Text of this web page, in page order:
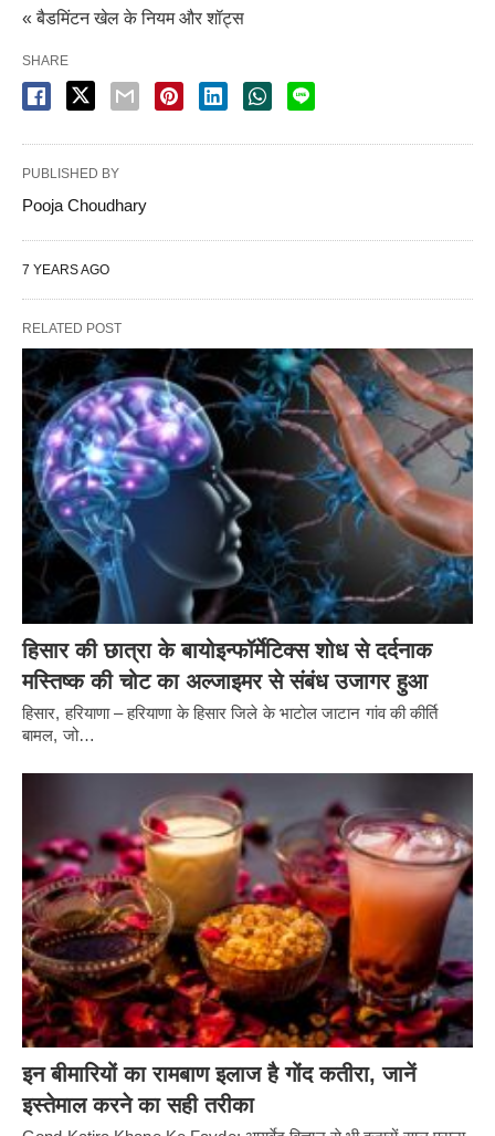
« बैडमिंटन खेल के नियम और शॉट्स
SHARE
PUBLISHED BY
Pooja Choudhary
7 YEARS AGO
RELATED POST
हिसार की छात्रा के बायोइन्फॉर्मेटिक्स शोध से दर्दनाक
मस्तिष्क की चोट का अल्जाइमर से संबंध उजागर हुआ
हिसार, हरियाणा – हरियाणा के हिसार जिले के भाटोल जाटान गांव की कीर्ति
बामल, जो…
इन बीमारियों का रामबाण इलाज है गोंद कतीरा, जानें
इस्तेमाल करने का सही तरीका